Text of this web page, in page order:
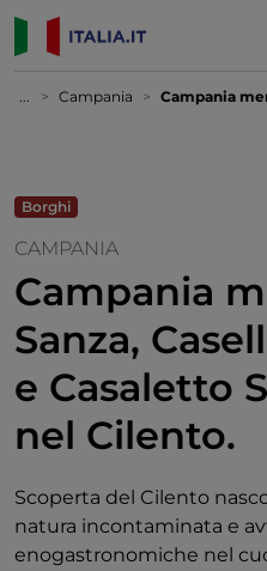
... Campania Campania meridionale:
Borghi
CAMPANIA
Campania
Sanza,
e Casaletto
nel Cilento.
Scoperta del Cilento
natura incontaminata e
enogastronomiche nel